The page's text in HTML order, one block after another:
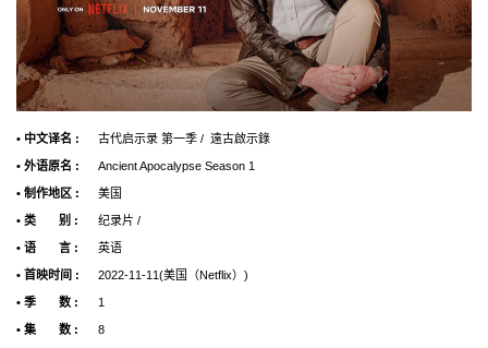
• 中文译名 : 古代启示录 第一季 / 遠古啟示錄
• 外语原名 : Ancient Apocalypse Season 1
• 制作地区 : 美国
• 类 别 : 纪录片 /
• 语 言 : 英语
• 首映时间 : 2022-11-11(美国（Netflix）)
• 季 数 : 1
• 集 数 : 8